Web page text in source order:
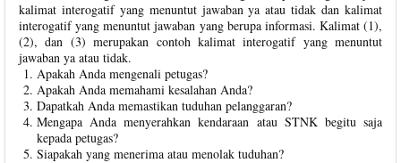
kalimat interogatif yang menuntut jawaban ya atau tidak dan kalimat
interogatif yang menuntut jawaban yang berupa informasi. Kalimat (1),
(2), dan (3) merupakan contoh kalimat interogatif yang menuntut
jawaban ya atau tidak.
Apakah Anda mengenali petugas?
Apakah Anda memahami kesalahan Anda?
Dapatkah Anda memastikan tuduhan pelanggaran?
Mengapa Anda menyerahkan kendaraan atau STNK begitu saja
kepada petugas?
Siapakah yang menerima atau menolak tuduhan?